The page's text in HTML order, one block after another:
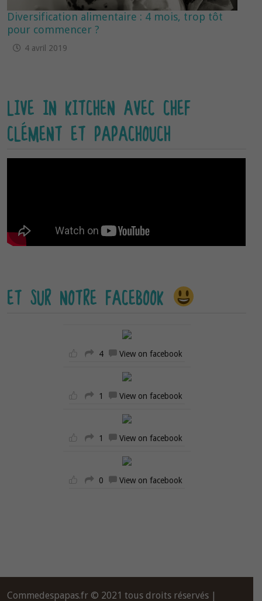
Diversification alimentaire : 4 mois, trop tôt
pour commencer ?
4 avril 2019
LIVE IN KITCHEN AVEC CHEF
CLÉMENT ET PAPACHOUCH
ET SUR NOTRE FACEBOOK
4 View on facebook
1 View on facebook
1 View on facebook
0 View on facebook
Commedespapas.fr © 2021 tous droits réservés |